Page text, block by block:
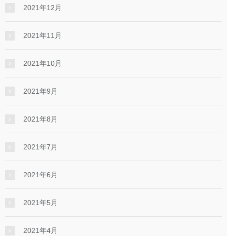
2021年12月
2021年11月
2021年10月
2021年9月
2021年8月
2021年7月
2021年6月
2021年5月
2021年4月